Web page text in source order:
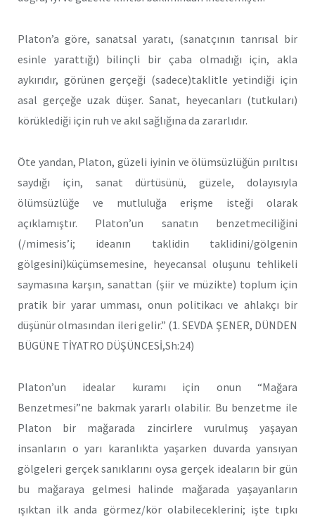
Platon’a göre, sanatsal yaratı, (sanatçının tanrısal bir
esinle yarattığı) bilinçli bir çaba olmadığı için, akla
aykırıdır, görünen gerçeği (sadece)taklitle yetindiği için
asal gerçeğe uzak düşer. Sanat, heyecanları (tutkuları)
körüklediği için ruh ve akıl sağlığına da zararlıdır.
Öte yandan, Platon, güzeli iyinin ve ölümsüzlüğün pırıltısı
saydığı için, sanat dürtüsünü, güzele, dolayısıyla
ölümsüzlüğe ve mutluluğa erişme isteği olarak
açıklamıştır. Platon’un sanatın benzetmeciliğini
(/mimesis’i; ideanın taklidin taklidini/gölgenin
gölgesini)küçümsemesine, heyecansal oluşunu tehlikeli
saymasına karşın, sanattan (şiir ve müzikte) toplum için
pratik bir yarar umması, onun politikacı ve ahlakçı bir
düşünür olmasından ileri gelir.” (1. SEVDA ŞENER, DÜNDEN
BÜGÜNE TİYATRO DÜŞÜNCESİ,Sh:24)
Platon’un idealar kuramı için onun “Mağara
Benzetmesi”ne bakmak yararlı olabilir. Bu benzetme ile
Platon bir mağarada zincirlere vurulmuş yaşayan
insanların o yarı karanlıkta yaşarken duvarda yansıyan
gölgeleri gerçek sanıklarını oysa gerçek ideaların bir gün
bu mağaraya gelmesi halinde mağarada yaşayanların
ışıktan ilk anda görmez/kör olabileceklerini; işte tıpkı